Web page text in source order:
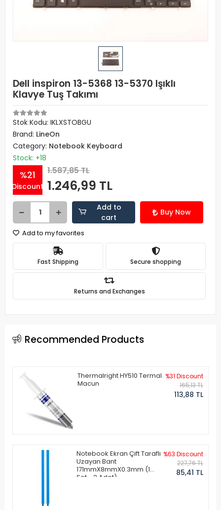
Dell inspiron 13-5368 13-5370 Işıklı
Klavye Tuş Takımı
Stok Kodu: IKLXSTOBGU
Brand: LineOn
Category: Notebook Keyboard
Stock: +18
%21
Discount
1.587,85 TL
1.246,99 TL
Add to
cart
Buy Now
Add to my favorites
Fast Shipping Secure shopping
Returns and Exchanges
Recommended Products
Thermalright HY510 Termal
Macun
%31 Discount
165,13 TL
113,88 TL
Notebook Ekran Çift Taraflı
Uzayan Bant
171mmX8mmX0.3mm (1
Set - 2 Adet)
%63 Discount
227,76 TL
85,41 TL